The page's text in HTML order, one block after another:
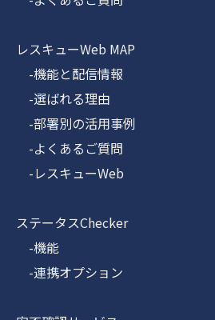
レスキューWeb MAP
-機能と配信情報
-選ばれる理由
-部署別の活用事例
-よくあるご質問
-レスキューWeb
ステータスChecker
-機能
-連携オプション